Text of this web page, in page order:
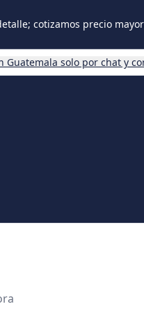
cotizamos precio
Guatemala solo por chat y